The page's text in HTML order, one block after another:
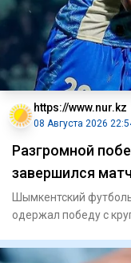
https://www.nur.kz
08 Августа 2026
Разгромной
завершился
Шымкентский
одержал победу с